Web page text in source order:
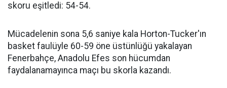
skoru eşitledi: 54-54.
Mücadelenin sona 5,6 saniye kala Horton-Tucker'ın
basket faulüyle 60-59 öne üstünlüğü yakalayan
Fenerbahçe, Anadolu Efes son hücumdan
faydalanamayınca maçı bu skorla kazandı.